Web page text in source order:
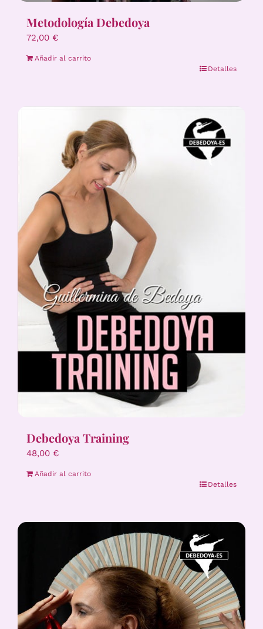
Metodología Debedoya
72,00 €
Añadir al carrito
Detalles
Debedoya Training
48,00 €
Añadir al carrito
Detalles